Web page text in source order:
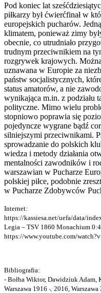
Pod koniec lat
piłkarzy był ćwierćfinał w
europejskich pucharów.
klimatem, ponieważ zimy
obecnie, co utrudniało
trudnym przeciwnikiem na
rozgrywek krajowych.
uznawana w Europie za
państw socjalistycznych,
status amatorów, a nie
wynikająca m.in. z podziału
polityczne. Mimo wielu
stopniowo poprawia się
pojedyncze wygrane bądź
silniejszymi przeciwnikami.
sprowadzanie do polskich
wiedza i metody działania
mentalności zawodników i
warszawian w Pucharze
polskiej piłce, podobnie
w Pucharze Zdobywców
Internet:
https://kassiesa.net/uefa/data/
Legia – TSV 1860 Monachium
https://www.youtube.com/
Bibliografia:
- Bołba Wiktor, Dawidziuk Adam,
Warszawa 1916 ⸜ 2016, Warszawa